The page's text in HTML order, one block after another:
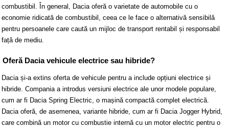
combustibil. În general, Dacia oferă o varietate de automobile cu o
economie ridicată de combustibil, ceea ce le face o alternativă sensibilă
pentru persoanele care caută un mijloc de transport rentabil și responsabil
față de mediu.
Oferă Dacia vehicule electrice sau hibride?
Dacia și-a extins oferta de vehicule pentru a include opțiuni electrice și
hibride. Compania a introdus versiuni electrice ale unor modele populare,
cum ar fi Dacia Spring Electric, o mașină compactă complet electrică.
Dacia oferă, de asemenea, variante hibride, cum ar fi Dacia Jogger Hybrid,
care combină un motor cu combustie internă cu un motor electric pentru o